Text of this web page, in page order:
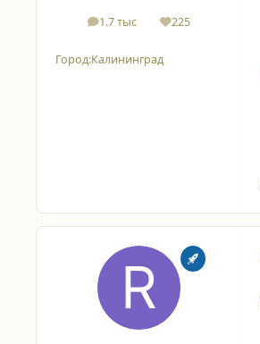
1.7 тыс
сообщения225
Репутация
Город:Калининград